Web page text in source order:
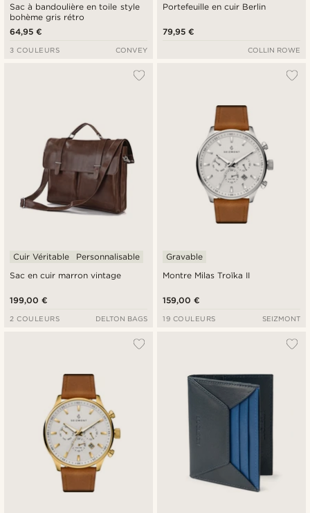
Sac à bandoulière en toile style
bohème gris rétro
64,95 €
3 COULEURS CONVEY
Portefeuille en cuir Berlin
79,95 €
COLLIN ROWE
Sac en cuir marron vintage
Cuir Véritable Personnalisable
199,00 €
2 COULEURS DELTON BAGS
Montre Milas Troïka II
Gravable
159,00 €
19 COULEURS SEIZMONT